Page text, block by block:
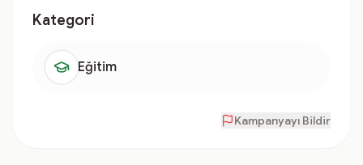
Kategori
Eğitim
Kampanyayı Bildir